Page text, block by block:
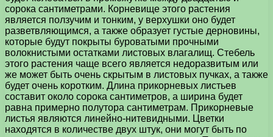
сорока сантиметрами. Корневище этого растения
является ползучим и тонким, у верхушки оно будет
разветвляющимся, а также образует густые дерновины,
которые будут покрыты буроватыми прочными
волокнистыми остатками листовых влагалищ. Стебель
этого растения чаще всего является недоразвитым или
же может быть очень скрытым в листовых пучках, а также
будет очень коротким. Длина прикорневых листьев
составит около сорока сантиметров, а ширина будет
равна примерно полутора сантиметрам. Прикорневые
листья являются линейно-нитевидными. Цветки
находятся в количестве двух штук, они могут быть по